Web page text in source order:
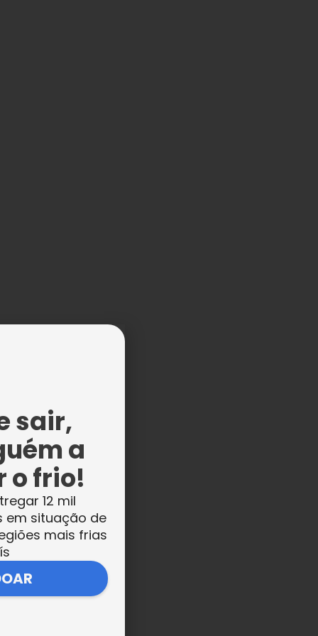
sair,
a
o frio!
12 mil
em situação de
mais frias